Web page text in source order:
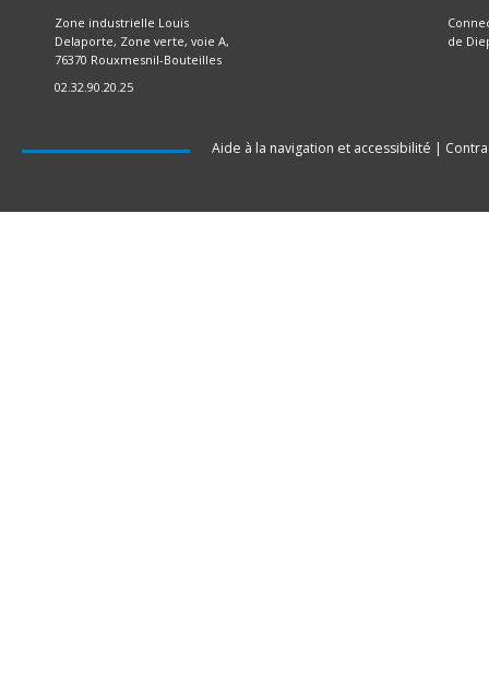
Zone industrielle Louis
Delaporte, Zone verte, voie A,
76370 Rouxmesnil-Bouteilles
02.32.90.20.25
de
Aide à la navigation et accessibilité |